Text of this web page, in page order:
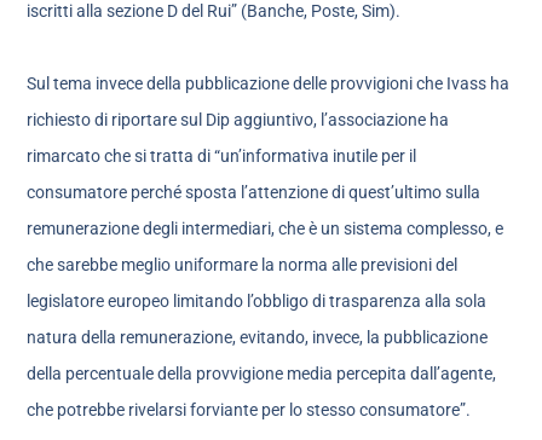
iscritti alla sezione D del Rui” (Banche, Poste, Sim).
Sul tema invece della pubblicazione delle provvigioni che Ivass ha
richiesto di riportare sul Dip aggiuntivo, l’associazione ha
rimarcato che si tratta di “un’informativa inutile per il
consumatore perché sposta l’attenzione di quest’ultimo sulla
remunerazione degli intermediari, che è un sistema complesso, e
che sarebbe meglio uniformare la norma alle previsioni del
legislatore europeo limitando l’obbligo di trasparenza alla sola
natura della remunerazione, evitando, invece, la pubblicazione
della percentuale della provvigione media percepita dall’agente,
che potrebbe rivelarsi forviante per lo stesso consumatore”.